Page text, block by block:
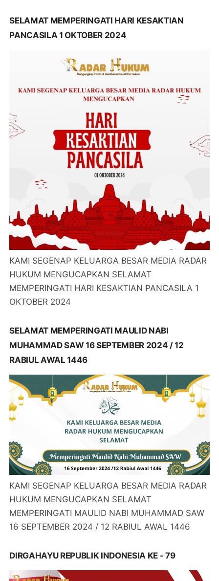
SELAMAT MEMPERINGATI HARI KESAKTIAN
PANCASILA 1 OKTOBER 2024
KAMI SEGENAP KELUARGA BESAR MEDIA RADAR
HUKUM MENGUCAPKAN SELAMAT
MEMPERINGATI HARI KESAKTIAN PANCASILA 1
OKTOBER 2024
SELAMAT MEMPERINGATI MAULID NABI
MUHAMMAD SAW 16 SEPTEMBER 2024 / 12
RABIUL AWAL 1446
KAMI SEGENAP KELUARGA BESAR MEDIA RADAR
HUKUM MENGUCAPKAN SELAMAT
MEMPERINGATI MAULID NABI MUHAMMAD SAW
16 SEPTEMBER 2024 / 12 RABIUL AWAL 1446
DIRGAHAYU REPUBLIK INDONESIA KE - 79